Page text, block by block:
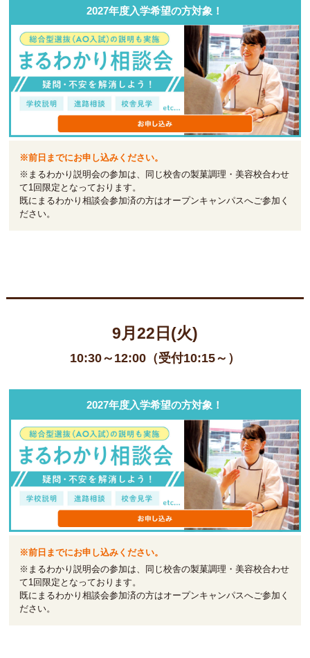
2027年度入学希望の方対象！
※前日までにお申し込みください。
※まるわかり説明会の参加は、同じ校舎の製菓調理・美容校合わせ
て1回限定となっております。
既にまるわかり相談会参加済の方はオープンキャンパスへご参加く
ださい。
9月22日(火)
10:30～12:00（受付10:15～）
2027年度入学希望の方対象！
※前日までにお申し込みください。
※まるわかり説明会の参加は、同じ校舎の製菓調理・美容校合わせ
て1回限定となっております。
既にまるわかり相談会参加済の方はオープンキャンパスへご参加く
ださい。